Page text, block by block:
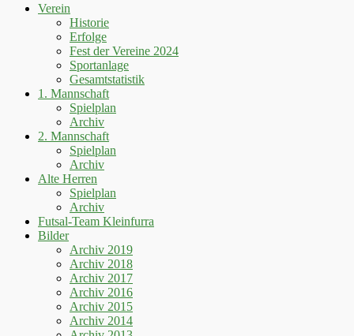
scrollenVerein
Historie
Erfolge
Fest der Vereine 2024
Sportanlage
Gesamtstatistik
1. Mannschaft
Spielplan
Archiv
2. Mannschaft
Spielplan
Archiv
Alte Herren
Spielplan
Archiv
Futsal-Team Kleinfurra
Bilder
Archiv 2019
Archiv 2018
Archiv 2017
Archiv 2016
Archiv 2015
Archiv 2014